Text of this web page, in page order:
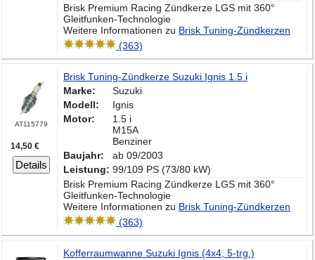
Brisk Premium Racing Zündkerze LGS mit 360°
Gleitfunken-Technologie
Weitere Informationen zu Brisk Tuning-Zündkerzen
(363)
AT115779
14,50 €
Details
Brisk Tuning-Zündkerze Suzuki Ignis 1.5 i
Marke:
Suzuki
Modell:
Ignis
Motor:
1.5 i
M15A
Benziner
Baujahr:
ab 09/2003
Leistung: 99/109 PS (73/80 kW)
Brisk Premium Racing Zündkerze LGS mit 360°
Gleitfunken-Technologie
Weitere Informationen zu Brisk Tuning-Zündkerzen
(363)
Kofferraumwanne Suzuki Ignis (4x4, 5-trg.)